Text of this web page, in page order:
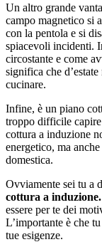
Un altro grande
campo magnetico si
con la pentola e si
spiacevoli incidenti.
circostante e come
significa che
cucinare.
Infine, è un piano
troppo difficile
cottura a induzione
energetico, ma
domestica.
Ovviamente sei tu a
cottura a
essere per te dei
L’importante è che
tue esigenze.